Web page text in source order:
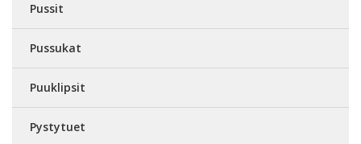
Pussit
Pussukat
Puuklipsit
Pystytuet